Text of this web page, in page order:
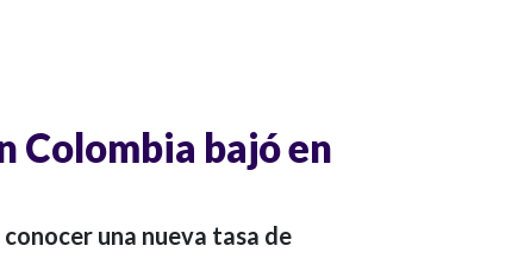
Colombia bajó en
una nueva tasa de